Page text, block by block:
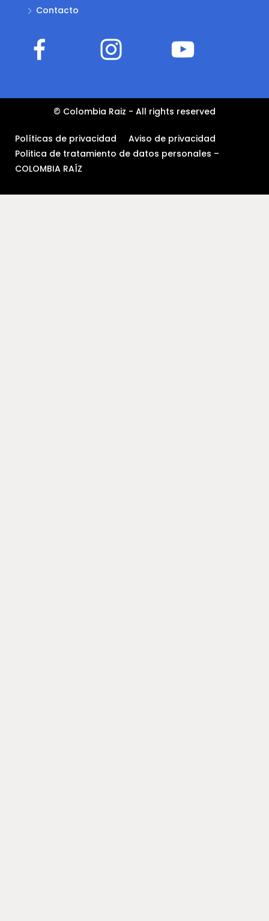
Contacto
© Colombia Raiz - All rights reserved
Políticas de privacidad
Aviso de privacidad
Politica de tratamiento de datos personales –
COLOMBIA RAÍZ